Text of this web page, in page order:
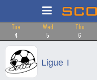
Tue
4
Wed
5
Thu
6
Ligue I